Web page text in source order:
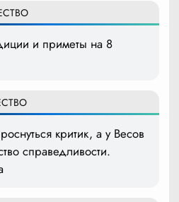
и приметы на 8
критик, а у Весов
справедливости.